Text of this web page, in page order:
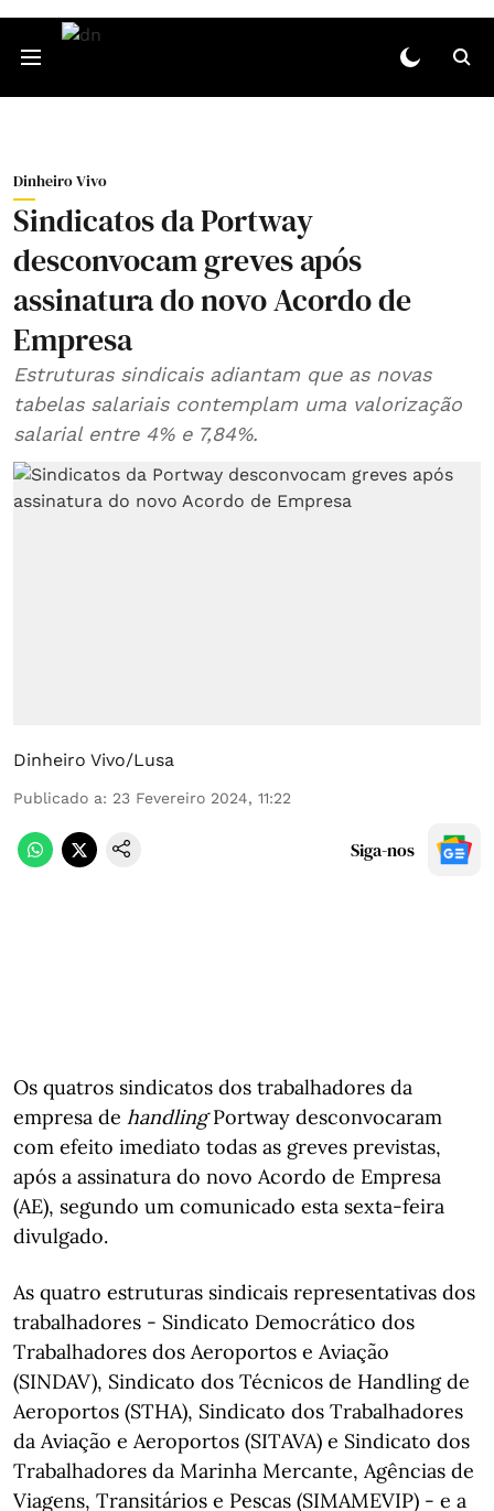
Dinheiro Vivo
Sindicatos da Portway
desconvocam greves após
assinatura do novo Acordo de
Empresa
Estruturas sindicais adiantam que as novas
tabelas salariais contemplam uma valorização
salarial entre 4% e 7,84%.
Dinheiro Vivo/Lusa
Publicado a: 23 Fevereiro 2024, 11:22
Siga-nos
Os quatros sindicatos dos trabalhadores da
empresa de handlingPortway desconvocaram
com efeito imediato todas as greves previstas,
após a assinatura do novo Acordo de Empresa
(AE), segundo um comunicado esta sexta-feira
divulgado.
As quatro estruturas sindicais representativas dos
trabalhadores - Sindicato Democrático dos
Trabalhadores dos Aeroportos e Aviação
(SINDAV), Sindicato dos Técnicos de Handling de
Aeroportos (STHA), Sindicato dos Trabalhadores
da Aviação e Aeroportos (SITAVA) e Sindicato dos
Trabalhadores da Marinha Mercante, Agências de
Viagens, Transitários e Pescas (SIMAMEVIP) - e a